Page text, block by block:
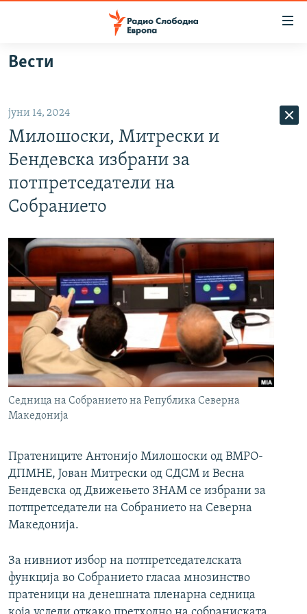
Оди
на
Оди
на
главната
навигација
на
пребарување
ВИЗУЕЛНО
ШТО ТРЕБА ДА ЗНАЕТЕ
ПРИЈАВИ СЕ ЗА ЊУЗЛЕТЕР
ПОДКАСТ ЗОШТО?
СЛЕДЕТЕ НЕ
РСЕ веб страници
Вести
јуни 14, 2024
Милошоски, Митрески и
Бендевска избрани за
потпретседатели на
Собранието
Седница на Собранието на Република Северна
Македонија
Пратениците Антонијо Милошоски од ВМРО-
ДПМНЕ, Јован Митрески од СДСМ и Весна
Бендевска од Движењето ЗНАМ се избрани за
потпретседатели на Собранието на Северна
Македонија.
За нивниот избор на потпретседателската
функција во Собранието гласаа мнозинство
пратеници на денешната пленарна седница